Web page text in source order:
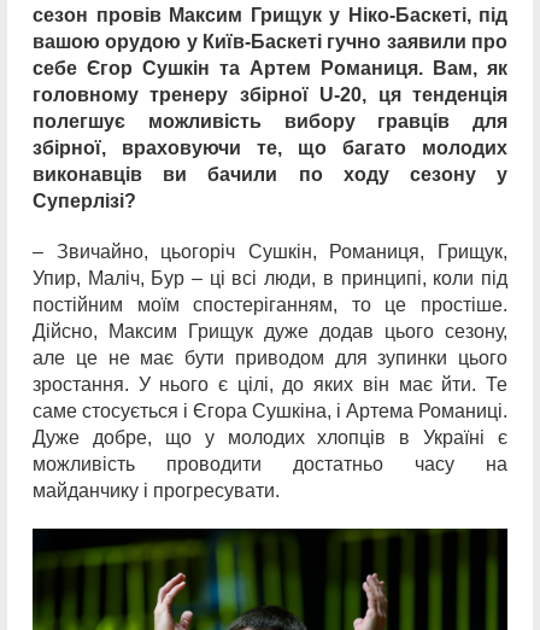
сезон провів Максим Грищук у Ніко-Баскеті, під
вашою орудою у Київ-Баскеті гучно заявили про
себе Єгор Сушкін та Артем Романиця. Вам, як
головному тренеру збірної U-20, ця тенденція
полегшує можливість вибору гравців для
збірної, враховуючи те, що багато молодих
виконавців ви бачили по ходу сезону у
Суперлізі?
– Звичайно, цьогоріч Сушкін, Романиця, Грищук,
Упир, Маліч, Бур – ці всі люди, в принципі, коли під
постійним моїм спостеріганням, то це простіше.
Дійсно, Максим Грищук дуже додав цього сезону,
але це не має бути приводом для зупинки цього
зростання. У нього є цілі, до яких він має йти. Те
саме стосується і Єгора Сушкіна, і Артема Романиці.
Дуже добре, що у молодих хлопців в Україні є
можливість проводити достатньо часу на
майданчику і прогресувати.